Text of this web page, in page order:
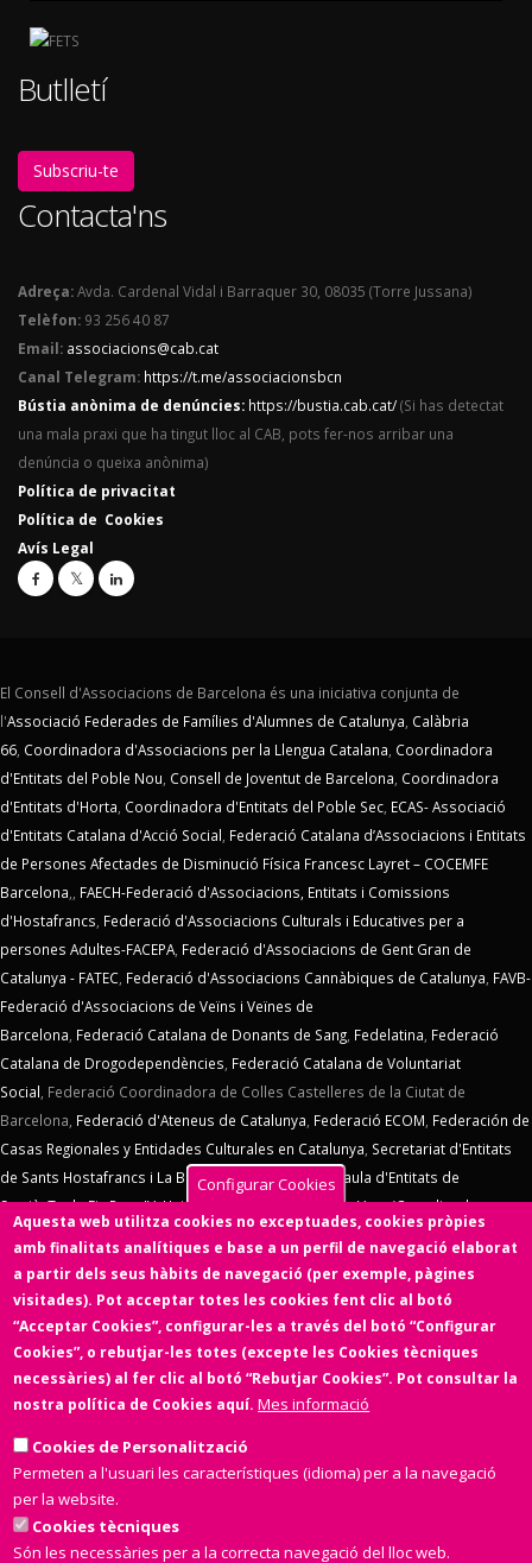
Butlletí
Subscriu-te
Contacta'ns
Adreça:Avda. Cardenal Vidal i Barraquer 30, 08035 (Torre Jussana)
Telèfon: 93 256 40 87
Email: associacions@cab.cat
Canal Telegram: https://t.me/associacionsbcn
Bústia anònima de denúncies: https://bustia.cab.cat/(Si has detectat
una mala praxi que ha tingut lloc al CAB, pots fer-nos arribar una
denúncia o queixa anònima)
Política de privacitat
Política de Cookies
Avís Legal
El Consell d'Associacions de Barcelona és una iniciativa conjunta de
l'Associació Federades de Famílies d'Alumnes de Catalunya Calàbria
66 Coordinadora d'Associacions per la Llengua Catalana Coordinadora
d'Entitats del Poble Nou Consell de Joventut de Barcelona Coordinadora
d'Entitats d'Horta Coordinadora d'Entitats del Poble Sec ECAS- Associació
d'Entitats Catalana d'Acció Social Federació Catalana d’Associacions i Entitats
de Persones Afectades de Disminució Física Francesc Layret – COCEMFE
Barcelona
FAECH-Federació d'Associacions, Entitats i Comissions
d'Hostafrancs Federació d'Associacions Culturals i Educatives per a
persones Adultes-FACEPA Federació d'Associacions de Gent Gran de
Catalunya - FATEC Federació d'Associacions Cannàbiques de Catalunya FAVB-
Federació d'Associacions de Veïns i Veïnes de
Barcelona Federació Catalana de Donants de Sang Fedelatina Federació
Catalana de Drogodependències Federació Catalana de Voluntariat
Social Federació Coordinadora de Colles Castelleres de la Ciutat de
Barcelona, Federació d'Ateneus de Catalunya Federació ECOM Federación de
Casas Regionales y Entidades Culturales en Catalunya Secretariat d'Entitats
de Sants Hostafrancs i La Bordeta, SOS Racisme
Taula d'Entitats de
Sarrià,Taula Eix Pere IV,Unió d'Entitats de La Marina,Vern (Coordinadora
d'Entitats de La Verneda)
Xarxa d'Economia Solidària
Consell d'Associacions de Barcelona manté un conveni de col·laboració amb
Ens de l'Asociacionisme Cultural - ENS
Coordinadora Catalana de
Fundacions. El Consell d'Associacions de Barcelona és membre deXarxa
d'Economia Solidària,FETS – Finançament Ètic i Solidari,Associació
SinergiaTIC,Coop57i deFiare
Aquesta web ha estat desenvolupada per una entitat de l'Economia
Social i Solidària,
Configurar Cookies
Aquesta web utilitza cookies no exceptuades, cookies pròpies
amb finalitats analítiques e base a un perfil de navegació elaborat
a partir dels seus hàbits de navegació (per exemple, pàgines
visitades). Pot acceptar totes les cookies fent clic al botó
“Acceptar Cookies”, configurar-les a través del botó “Configurar
Cookies”, o rebutjar-les totes (excepte les Cookies tècniques
necessàries) al fer clic al botó “Rebutjar Cookies”. Pot consultar la
nostra política de Cookies aquí. Mes informació
Cookies de Personalització
Permeten a l'usuari les característiques (idioma) per a la navegació
per la website.
Cookies tècniques
Són les necessàries per a la correcta navegació del lloc web.